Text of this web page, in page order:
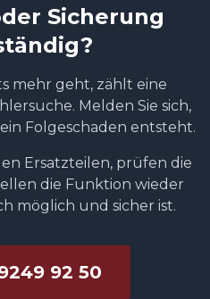
Sicherung
mehr geht, zählt eine
Melden Sie sich,
Folgeschaden entsteht.
Ersatzteilen, prüfen die
die Funktion wieder
möglich und sicher ist.
92 50